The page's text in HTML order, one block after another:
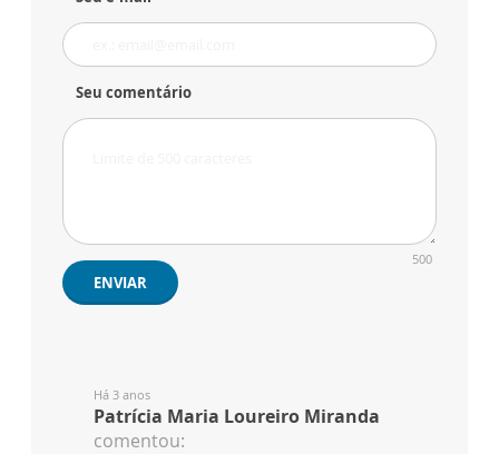
Seu comentário
500
ENVIAR
Há 3 anos
Patrícia Maria Loureiro Miranda
comentou: